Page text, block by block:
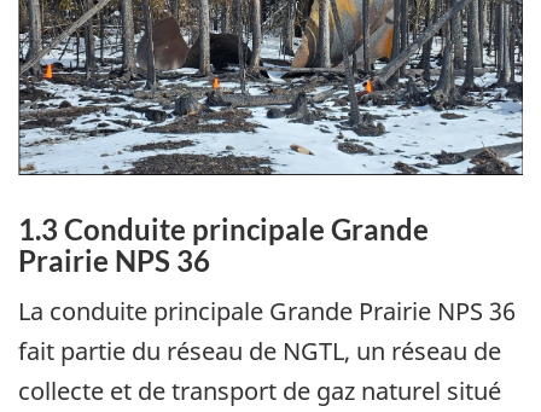
1.3 Conduite principale Grande
Prairie NPS 36
La conduite principale Grande Prairie NPS 36
fait partie du réseau de NGTL, un réseau de
collecte et de transport de gaz naturel situé